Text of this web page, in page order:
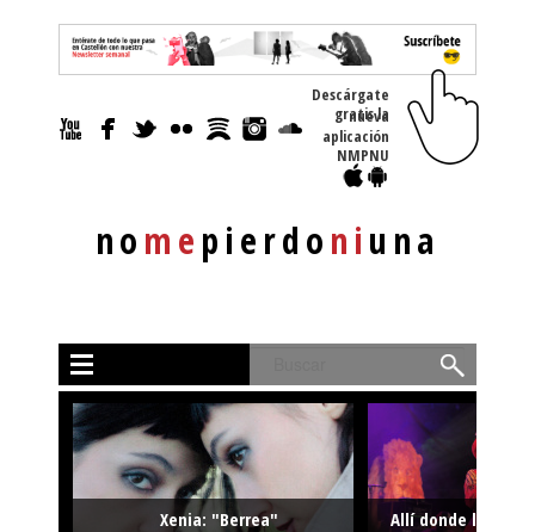
nomepierdoniuna
Descárgate
gratis la nueva
aplicación
NMPNU
Xenia: "Berrea" Allí donde la